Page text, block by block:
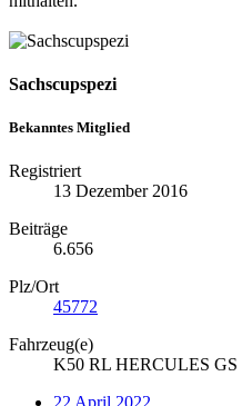
Sachscupspezi
Bekanntes Mitglied
Registriert
13 Dezember 2016
Beiträge
6.656
Plz/Ort
45772
Fahrzeug(e)
K50 RL HERCULES GS